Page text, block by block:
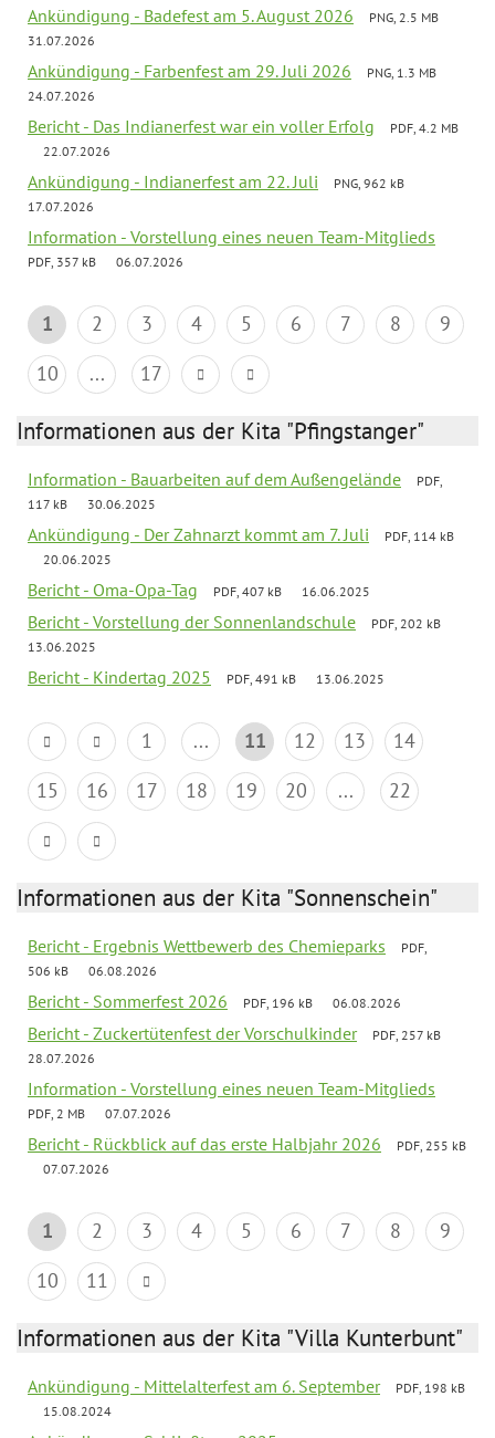
Ankündigung - Badefest am 5. August 2026
PNG, 2.5 MB
31.07.2026
Ankündigung - Farbenfest am 29. Juli 2026
PNG, 1.3 MB
24.07.2026
Bericht - Das Indianerfest war ein voller Erfolg
PDF, 4.2 MB
22.07.2026
Ankündigung - Indianerfest am 22. Juli
PNG, 962 kB
17.07.2026
Information - Vorstellung eines neuen Team-Mitglieds
PDF, 357 kB 06.07.2026
1 2 3 4 5 6 7 8
9
10
... 17
Informationen aus der Kita "Pfingstanger"
Information - Bauarbeiten auf dem Außengelände
PDF,
117 kB
30.06.2025
Ankündigung - Der Zahnarzt kommt am 7. Juli
PDF, 114 kB
20.06.2025
Bericht - Oma-Opa-Tag PDF, 407 kB 16.06.2025
Bericht - Vorstellung der Sonnenlandschule
PDF, 202 kB
13.06.2025
Bericht - Kindertag 2025 PDF, 491 kB 13.06.2025
1 ... 11 12 13
14
15
16 17 18 19 20 ... 22
Informationen aus der Kita "Sonnenschein"
Bericht - Ergebnis Wettbewerb des Chemieparks
PDF,
506 kB
06.08.2026
Bericht - Sommerfest 2026 PDF, 196 kB 06.08.2026
Bericht - Zuckertütenfest der Vorschulkinder
PDF, 257 kB
28.07.2026
Information - Vorstellung eines neuen Team-Mitglieds
PDF, 2 MB 07.07.2026
Bericht - Rückblick auf das erste Halbjahr 2026
PDF, 255 kB
07.07.2026
1 2 3 4 5 6 7 8
9
10
11
Informationen aus der Kita "Villa Kunterbunt"
Ankündigung - Mittelalterfest am 6. September
PDF, 198 kB
15.08.2024